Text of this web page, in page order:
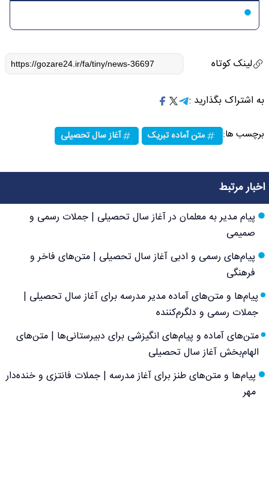
لینک کوتاه
به اشتراک بگذارید :
برچسب ها: متن آماده تبریک آغاز سال تحصیلی
اخبار مرتبط
پیام مدیر به معلمان در آغاز سال تحصیلی | جملات رسمی و
صمیمی
پیام‌های رسمی و ادبی آغاز سال تحصیلی | متن‌های فاخر و
فرهنگی
پیام‌ها و متن‌های آماده مدیر مدرسه برای آغاز سال تحصیلی |
جملات رسمی و دلگرم‌کننده
متن‌های آماده و پیام‌های انگیزشی برای دبیرستانی‌ها | متن‌های
الهام‌بخش آغاز سال تحصیلی
پیام‌ها و متن‌های طنز برای آغاز مدرسه | جملات فانتزی و خنده‌دار
مهر